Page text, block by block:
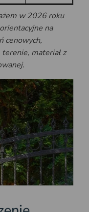
w 2026 roku
na
cenowych,
materiał z